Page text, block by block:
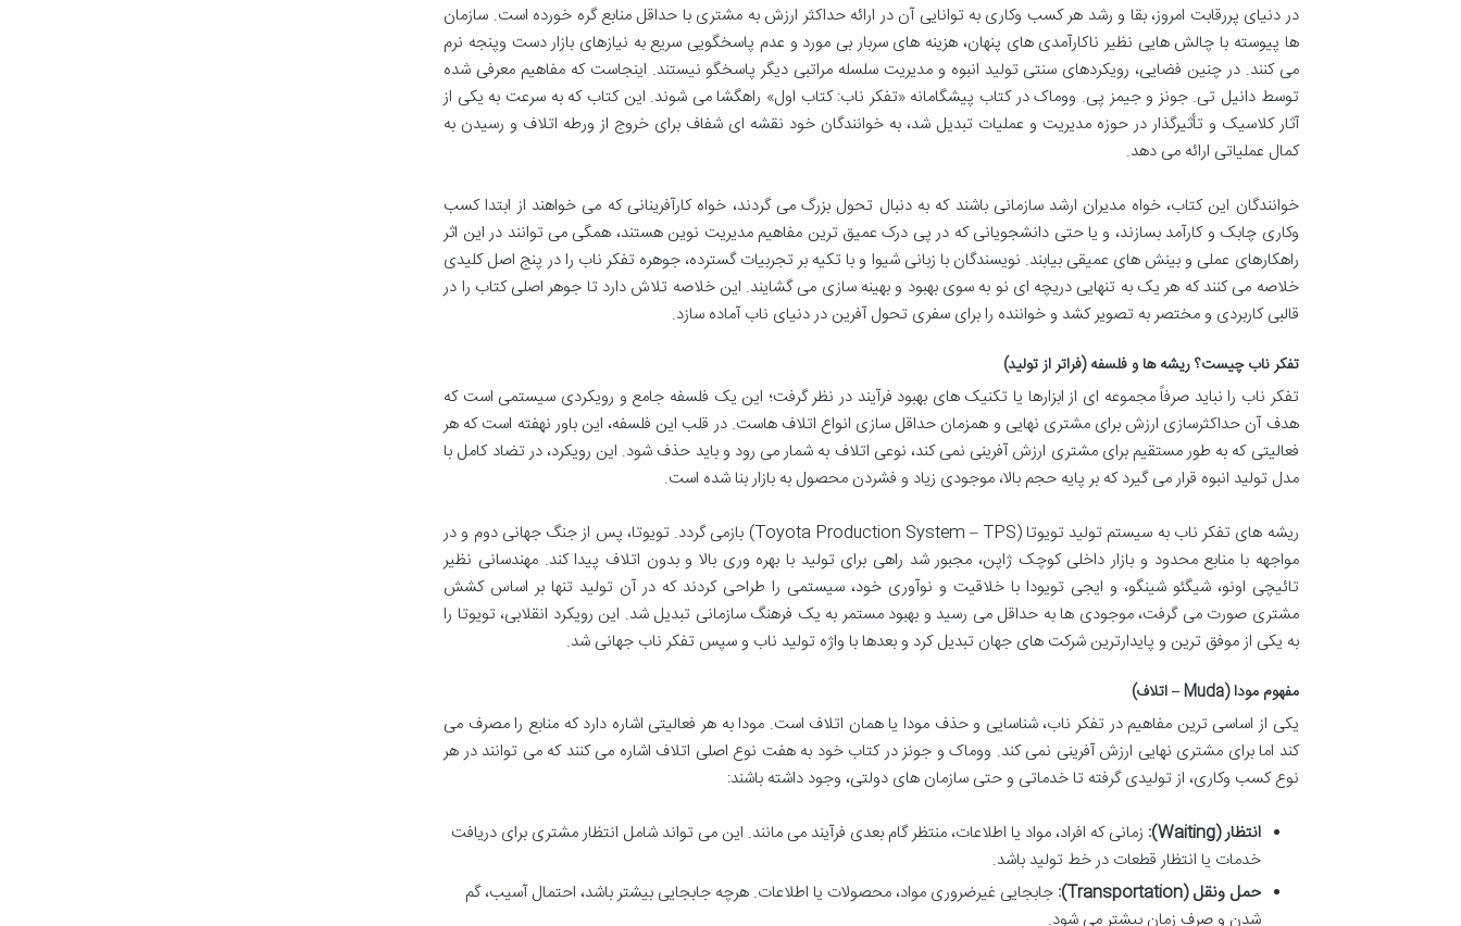
در دنیای پررقابت امروز، بقا و رشد هر کسب وکاری به توانایی آن در ارائه حداکثر ارزش به مشتری با حداقل منابع گره خورده است. سازمان
ها پیوسته با چالش هایی نظیر ناکارآمدی های پنهان، هزینه های سربار بی مورد و عدم پاسخگویی سریع به نیازهای بازار دست وپنجه نرم
می کنند. در چنین فضایی، رویکردهای سنتی تولید انبوه و مدیریت سلسله مراتبی دیگر پاسخگو نیستند. اینجاست که مفاهیم معرفی شده
توسط دانیل تی. جونز و جیمز پی. ووماک در کتاب پیشگامانه «تفکر ناب: کتاب اول» راهگشا می شوند. این کتاب که به سرعت به یکی از
آثار کلاسیک و تأثیرگذار در حوزه مدیریت و عملیات تبدیل شد، به خوانندگان خود نقشه ای شفاف برای خروج از ورطه اتلاف و رسیدن به
کمال عملیاتی ارائه می دهد.
خوانندگان این کتاب، خواه مدیران ارشد سازمانی باشند که به دنبال تحول بزرگ می گردند، خواه کارآفرینانی که می خواهند از ابتدا کسب
وکاری چابک و کارآمد بسازند، و یا حتی دانشجویانی که در پی درک عمیق ترین مفاهیم مدیریت نوین هستند، همگی می توانند در این اثر
راهکارهای عملی و بینش های عمیقی بیابند. نویسندگان با زبانی شیوا و با تکیه بر تجربیات گسترده، جوهره تفکر ناب را در پنج اصل کلیدی
خلاصه می کنند که هر یک به تنهایی دریچه ای نو به سوی بهبود و بهینه سازی می گشایند. این خلاصه تلاش دارد تا جوهر اصلی کتاب را در
قالبی کاربردی و مختصر به تصویر کشد و خواننده را برای سفری تحول آفرین در دنیای ناب آماده سازد.
تفکر ناب چیست؟ ریشه ها و فلسفه (فراتر از تولید)
تفکر ناب را نباید صرفاً مجموعه ای از ابزارها یا تکنیک های بهبود فرآیند در نظر گرفت؛ این یک فلسفه جامع و رویکردی سیستمی است که
هدف آن حداکثرسازی ارزش برای مشتری نهایی و همزمان حداقل سازی انواع اتلاف هاست. در قلب این فلسفه، این باور نهفته است که هر
فعالیتی که به طور مستقیم برای مشتری ارزش آفرینی نمی کند، نوعی اتلاف به شمار می رود و باید حذف شود. این رویکرد، در تضاد کامل با
مدل تولید انبوه قرار می گیرد که بر پایه حجم بالا، موجودی زیاد و فشردن محصول به بازار بنا شده است.
ریشه های تفکر ناب به سیستم تولید تویوتا (Toyota Production System – TPS) بازمی گردد. تویوتا، پس از جنگ جهانی دوم و در
مواجهه با منابع محدود و بازار داخلی کوچک ژاپن، مجبور شد راهی برای تولید با بهره وری بالا و بدون اتلاف پیدا کند. مهندسانی نظیر
تائیچی اونو، شیگئو شینگو، و ایجی تویودا با خلاقیت و نوآوری خود، سیستمی را طراحی کردند که در آن تولید تنها بر اساس کشش
مشتری صورت می گرفت، موجودی ها به حداقل می رسید و بهبود مستمر به یک فرهنگ سازمانی تبدیل شد. این رویکرد انقلابی، تویوتا را
به یکی از موفق ترین و پایدارترین شرکت های جهان تبدیل کرد و بعدها با واژه تولید ناب و سپس تفکر ناب جهانی شد.
مفهوم مودا (Muda – اتلاف)
یکی از اساسی ترین مفاهیم در تفکر ناب، شناسایی و حذف مودا یا همان اتلاف است. مودا به هر فعالیتی اشاره دارد که منابع را مصرف می
کند اما برای مشتری نهایی ارزش آفرینی نمی کند. ووماک و جونز در کتاب خود به هفت نوع اصلی اتلاف اشاره می کنند که می توانند در هر
نوع کسب وکاری، از تولیدی گرفته تا خدماتی و حتی سازمان های دولتی، وجود داشته باشند:
انتظار (Waiting):
زمانی که افراد، مواد یا اطلاعات، منتظر گام بعدی فرآیند می مانند. این می تواند شامل انتظار مشتری برای دریافت
خدمات یا انتظار قطعات در خط تولید باشد.
حمل ونقل (Transportation):
جابجایی غیرضروری مواد، محصولات یا اطلاعات. هرچه جابجایی بیشتر باشد، احتمال آسیب، گم
شدن و صرف زمان بیشتر می شود.